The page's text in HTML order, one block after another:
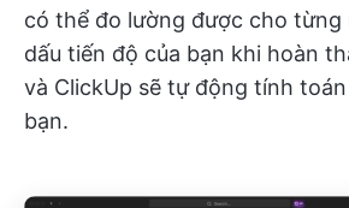
có thể đo lường được cho từng
dấu tiến độ của bạn khi hoàn
và ClickUp sẽ tự động tính
bạn.